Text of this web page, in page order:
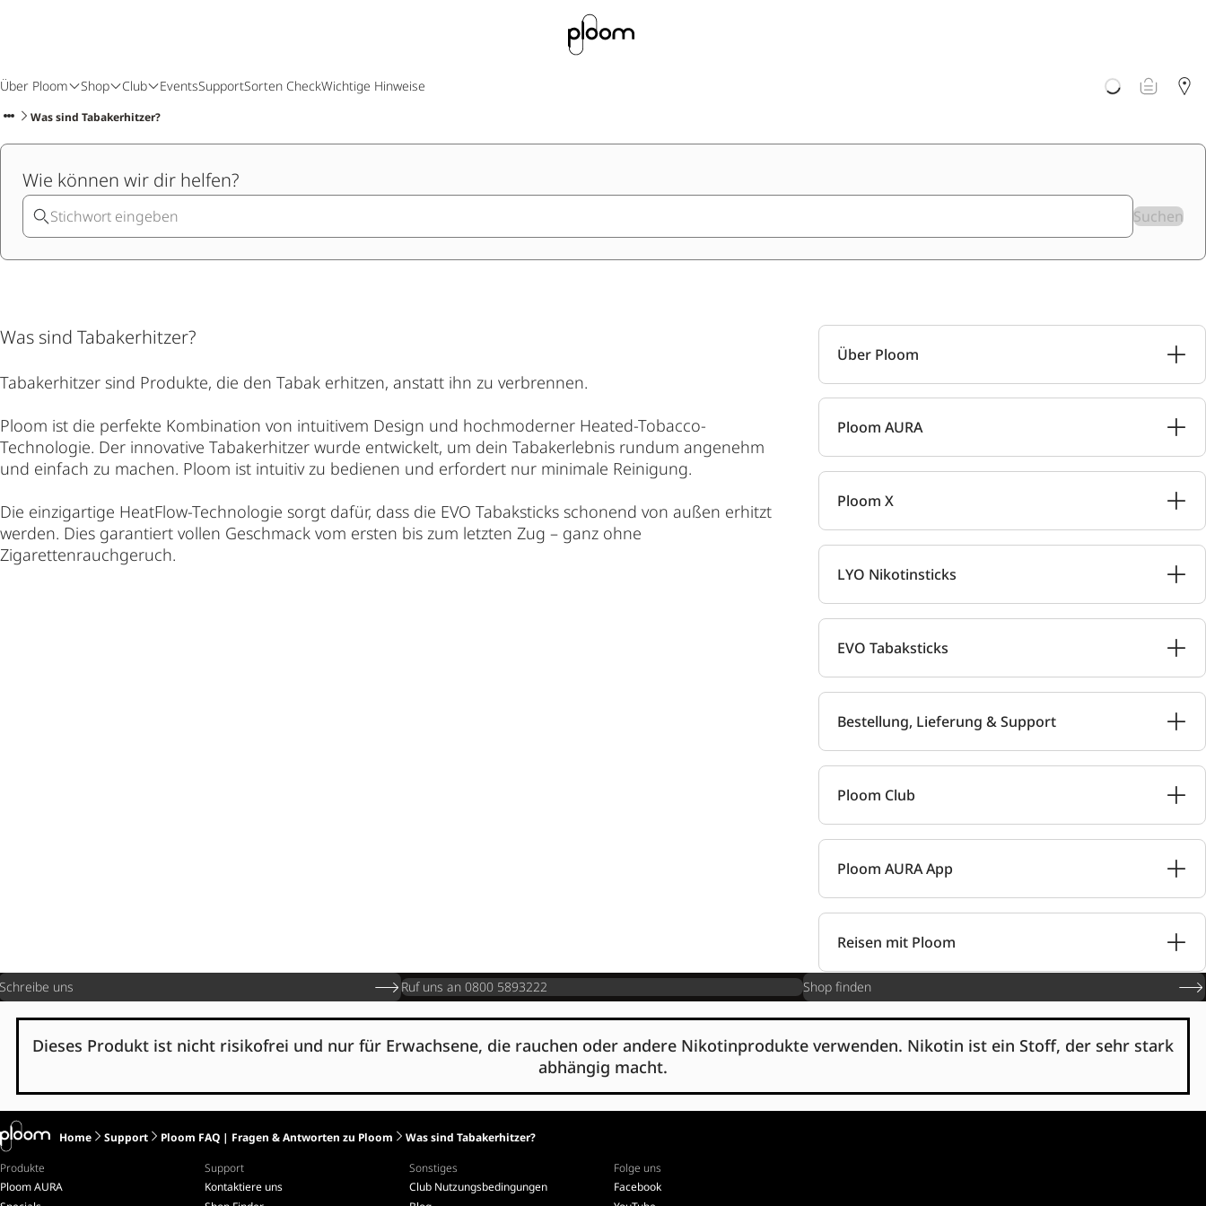
Über Ploom Shop Club EventsSupportSorten CheckWichtige Hinweise
Was sind Tabakerhitzer?
Wie können wir dir helfen?
Suchen
Was sind Tabakerhitzer?
Tabakerhitzer sind Produkte, die den Tabak erhitzen, anstatt ihn zu verbrennen.
Ploom ist die perfekte Kombination von intuitivem Design und hochmoderner Heated-Tobacco-
Technologie. Der innovative Tabakerhitzer wurde entwickelt, um dein Tabakerlebnis rundum angenehm
und einfach zu machen. Ploom ist intuitiv zu bedienen und erfordert nur minimale Reinigung.
Die einzigartige HeatFlow-Technologie sorgt dafür, dass die EVO Tabaksticks schonend von außen erhitzt
werden. Dies garantiert vollen Geschmack vom ersten bis zum letzten Zug – ganz ohne
Zigarettenrauchgeruch.
Über Ploom
Ploom AURA
Ploom X
LYO Nikotinsticks
EVO Tabaksticks
Bestellung, Lieferung & Support
Ploom Club
Ploom AURA App
Reisen mit Ploom
Schreibe uns Ruf uns an 0800 5893222 Shop finden
Dieses Produkt ist nicht risikofrei und nur für Erwachsene, die rauchen oder andere Nikotinprodukte verwenden. Nikotin ist ein Stoff, der sehr stark
abhängig macht.
Home Support Ploom FAQ | Fragen & Antworten zu Ploom
Was sind Tabakerhitzer?
Produkte
Ploom AURA
Support
Kontaktiere uns
Sonstiges
Club Nutzungsbedingungen
Folge uns
Facebook